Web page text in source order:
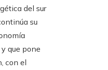
del sur
su
que pone
con el